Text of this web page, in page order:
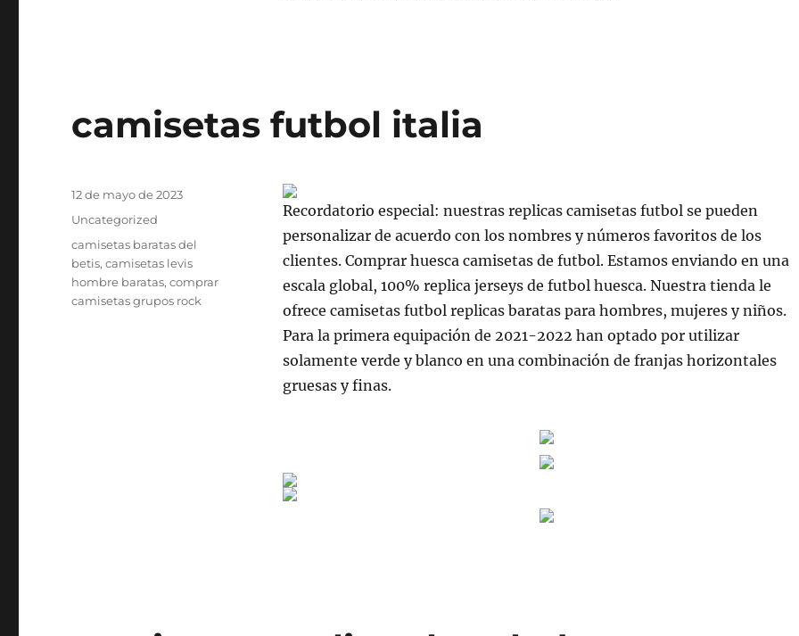
camisetas futbol italia
Recordatorio especial: nuestras replicas camisetas futbol se pueden
personalizar de acuerdo con los nombres y números favoritos de los
clientes. Comprar huesca camisetas de futbol. Estamos enviando en una
escala global, 100% replica jerseys de futbol huesca. Nuestra tienda le
ofrece camisetas futbol replicas baratas para hombres, mujeres y niños.
Para la primera equipación de 2021-2022 han optado por utilizar
solamente verde y blanco en una combinación de franjas horizontales
gruesas y finas.
Publicado
12 de mayo de 2023
Categorías
Uncategorized
Etiquetas
camisetas baratas del
betis,camisetas levis
hombre baratas,comprar
camisetas grupos rock